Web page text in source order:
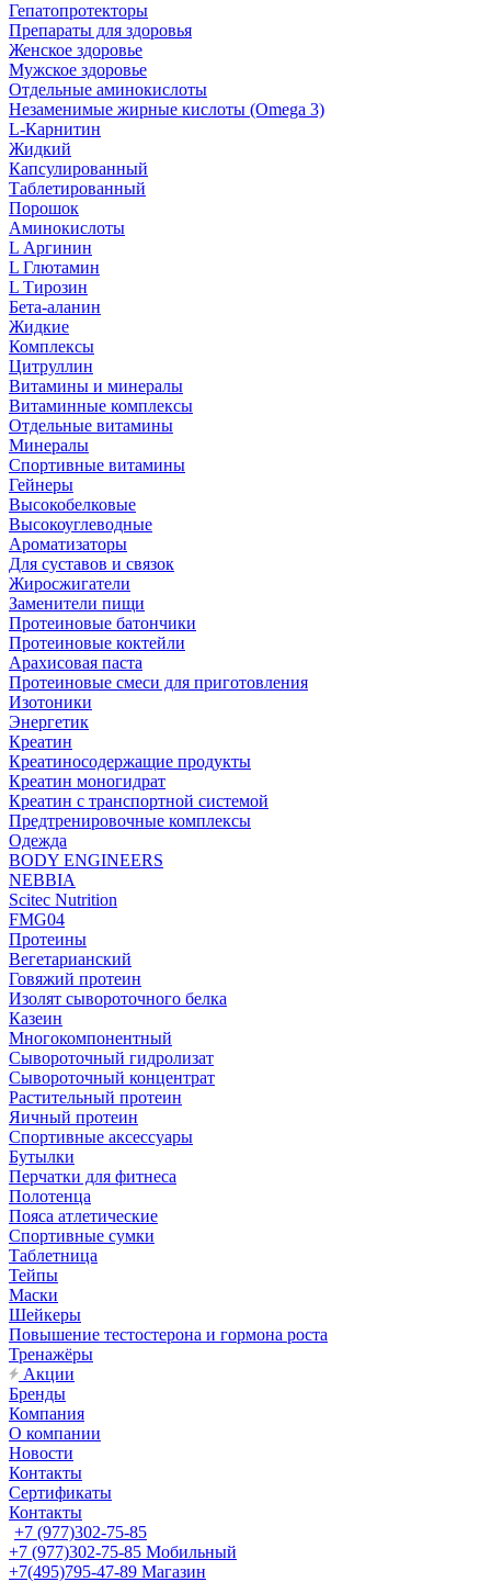
Гепатопротекторы
Препараты для здоровья
Женское здоровье
Мужское здоровье
Отдельные аминокислоты
Незаменимые жирные кислоты (Omega 3)
L-Карнитин
Жидкий
Капсулированный
Таблетированный
Порошок
Аминокислоты
L Аргинин
L Глютамин
L Тирозин
Бета-аланин
Жидкие
Комплексы
Цитруллин
Витамины и минералы
Витаминные комплексы
Отдельные витамины
Минералы
Спортивные витамины
Гейнеры
Высокобелковые
Высокоуглеводные
Ароматизаторы
Для суставов и связок
Жиросжигатели
Заменители пищи
Протеиновые батончики
Протеиновые коктейли
Арахисовая паста
Протеиновые смеси для приготовления
Изотоники
Энергетик
Креатин
Креатиносодержащие продукты
Креатин моногидрат
Креатин с транспортной системой
Предтренировочные комплексы
Одежда
BODY ENGINEERS
NEBBIA
Scitec Nutrition
FMG04
Протеины
Вегетарианский
Говяжий протеин
Изолят сывороточного белка
Казеин
Многокомпонентный
Сывороточный гидролизат
Сывороточный концентрат
Растительный протеин
Яичный протеин
Спортивные аксессуары
Бутылки
Перчатки для фитнеса
Полотенца
Пояса атлетические
Спортивные сумки
Таблетница
Тейпы
Маски
Шейкеры
Повышение тестостерона и гормона роста
Тренажёры
Акции
Бренды
Компания
О компании
Новости
Контакты
Сертификаты
Контакты
+7 (977)302-75-85
+7 (977)302-75-85 Мобильный
+7(495)795-47-89 Магазин